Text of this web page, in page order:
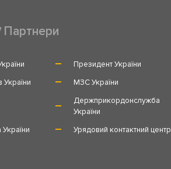
Партнери
Президент України
України
МЗС України
Держприкордонслужба
України
Урядовий контактний центр